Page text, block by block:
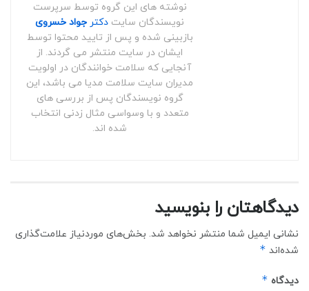
نوشته های این گروه توسط سرپرست
نویسندگان سایت دکتر جواد خسروی
بازبینی شده و پس از تایید محتوا توسط
ایشان در سایت منتشر می گردند. از
آنجایی که سلامت خوانندگان در اولویت
مدیران سایت سلامت مدیا می باشد، این
گروه نویسندگان پس از بررسی های
متعدد و با وسواسی مثال زدنی انتخاب
شده اند.
دیدگاهتان را بنویسید
نشانی ایمیل شما منتشر نخواهد شد. بخش‌های موردنیاز علامت‌گذاری
شده‌اند *
دیدگاه *